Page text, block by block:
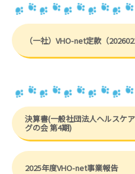
（一社）VHO-net定款（
決算書(一般社団法人ヘルスケ
グの会 第4期)
2025年度VHO-net事業報告